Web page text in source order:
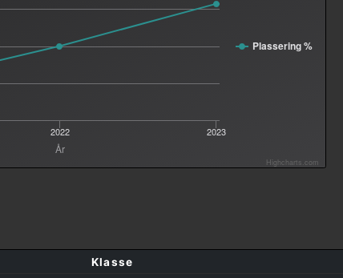
År
Plassering %
2022 2023
Highcharts.com
Klasse